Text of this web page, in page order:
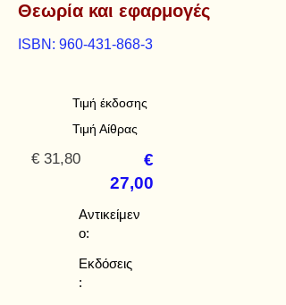
Θεωρία και εφαρμογές
ISBN: 960-431-868-3
Τιμή έκδοσης
Τιμή Αίθρας
€ 31,80
€
27,00
Αντικείμεν
ο:
Εκδόσεις
: